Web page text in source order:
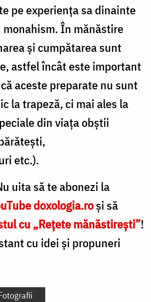
pe experiența sa dinainte
În mănăstire
și cumpătarea sunt
astfel încât este important
aceste preparate nu sunt
la trapeză, ci mai ales la
din viața obștii
etc.).
uitasă te abonezi la
doxologia.roși să
cu „Rețete mănăstirești”!
cu idei și propuneri